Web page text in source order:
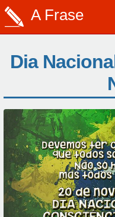
A Frase
Dia